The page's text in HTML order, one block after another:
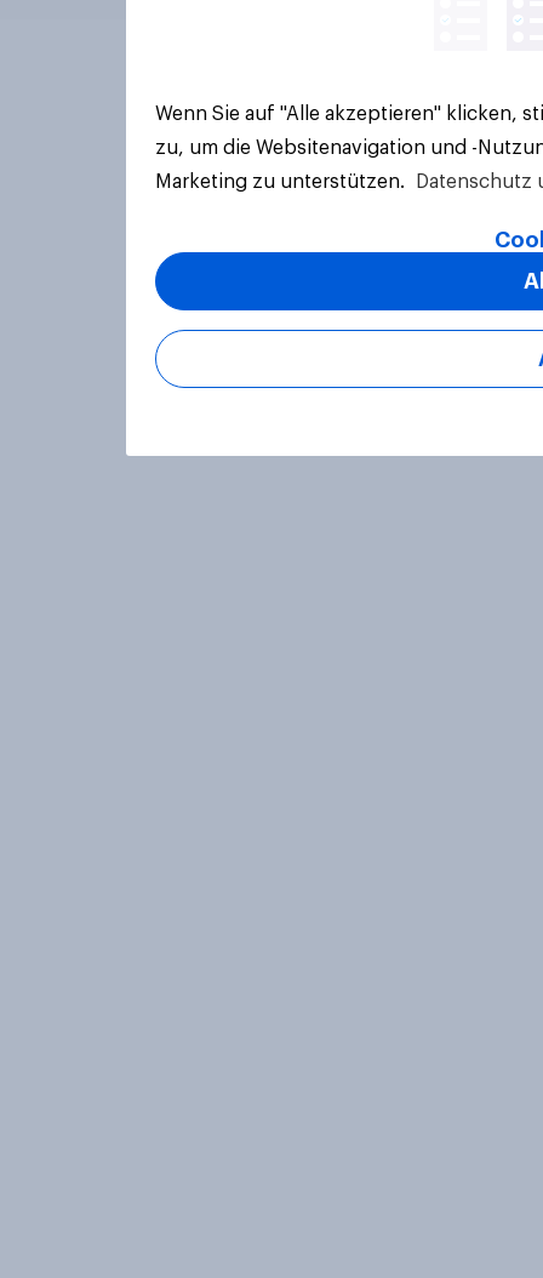
Wenn Sie auf "Alle akzeptieren" klicken,
zu, um die Websitenavigation und -
Marketing zu unterstützen.
Datenschutz